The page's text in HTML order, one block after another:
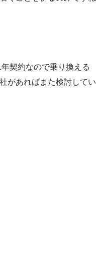
契約なので乗り換える
があればまた検討してい